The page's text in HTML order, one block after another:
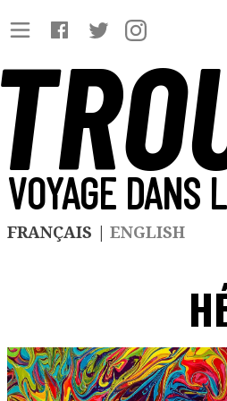
VOYAGE DANS
FRANÇAIS | ENGLISH